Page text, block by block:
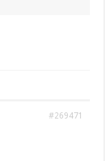
#269471